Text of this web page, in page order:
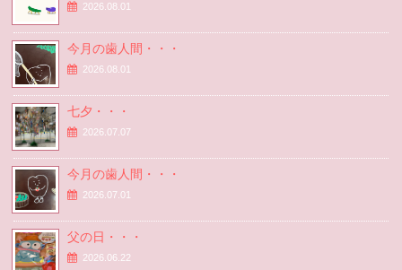
2026.08.01
今月の歯人間・・・
2026.08.01
七夕・・・
2026.07.07
今月の歯人間・・・
2026.07.01
父の日・・・
2026.06.22